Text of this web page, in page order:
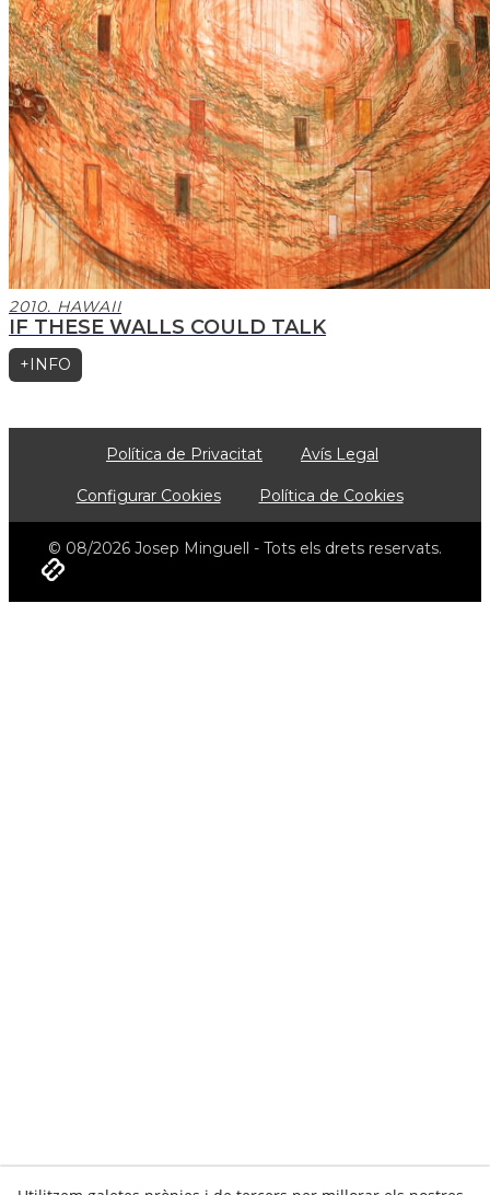
IF THESE WALLS COULD TALK
2010. HAWAII
+INFO
Política de Privacitat Avís Legal
Configurar Cookies Política de Cookies
© 08/2026 Josep Minguell - Tots els drets reservats.